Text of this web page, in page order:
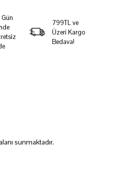
Gün
799TL ve
Üzeri Kargo
Bedava!
sunmaktadır.